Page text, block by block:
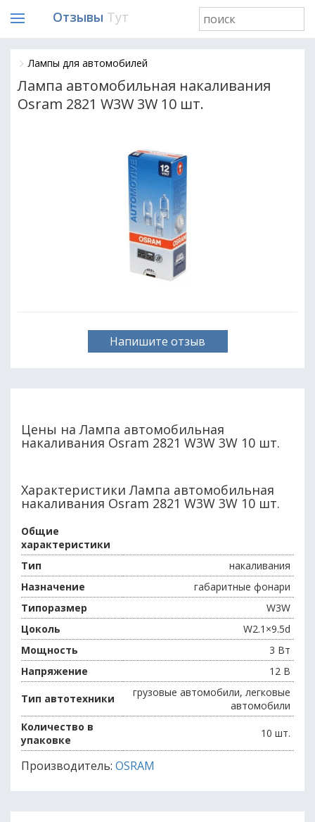
Отзывы Тут
Лампы для автомобилей
Лампа автомобильная накаливания
Osram 2821 W3W 3W 10 шт.
Напишите отзыв
Цены на Лампа автомобильная
накаливания Osram 2821 W3W 3W 10 шт.
Характеристики Лампа автомобильная
накаливания Osram 2821 W3W 3W 10 шт.
Общие
характеристики
Тип
накаливания
Назначение
габаритные фонари
Типоразмер
W3W
Цоколь
W2.1×9.5d
Мощность
3 Вт
Напряжение
12 В
Тип автотехники
грузовые автомобили, легковые
автомобили
Количество в
упаковке
10 шт.
Производитель: OSRAM